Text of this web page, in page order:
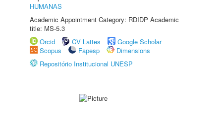
HUMANAS
Academic Appointment Category: RDIDP Academic
title: MS-5.3
Orcid
CV Lattes
Google Scholar
Scopus
Fapesp
Dimensions
Repositório Institucional UNESP